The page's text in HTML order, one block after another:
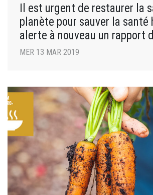
Il est urgent de restaurer la
planète pour sauver la santé
alerte à nouveau un rapport
MER 13 MAR 2019